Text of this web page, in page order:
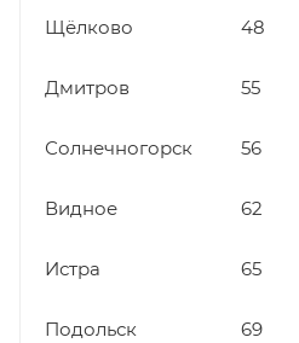
Щёлково 48
Дмитров 55
Солнечногорск 56
Видное 62
Истра 65
Подольск 69